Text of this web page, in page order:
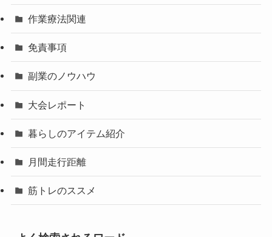
作業療法関連
免責事項
副業のノウハウ
大会レポート
暮らしのアイテム紹介
月間走行距離
筋トレのススメ